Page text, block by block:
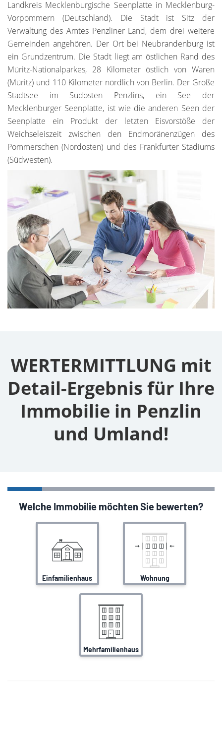
Landkreis Mecklenburgische Seenplatte in Mecklenburg-
Vorpommern (Deutschland). Die Stadt ist Sitz der
Verwaltung des Amtes Penzliner Land, dem drei weitere
Gemeinden angehören. Der Ort bei Neubrandenburg ist
ein Grundzentrum. Die Stadt liegt am östlichen Rand des
Müritz-Nationalparkes, 28 Kilometer östlich von Waren
(Müritz) und 110 Kilometer nördlich von Berlin. Der Große
Stadtsee im Südosten Penzlins, ein See der
Mecklenburger Seenplatte, ist wie die anderen Seen der
Seenplatte ein Produkt der letzten Eisvorstöße der
Weichseleiszeit zwischen den Endmoränenzügen des
Pommerschen (Nordosten) und des Frankfurter Stadiums
(Südwesten).
WERTERMITTLUNG mit
Detail-Ergebnis für Ihre
Immobilie in Penzlin
und Umland!